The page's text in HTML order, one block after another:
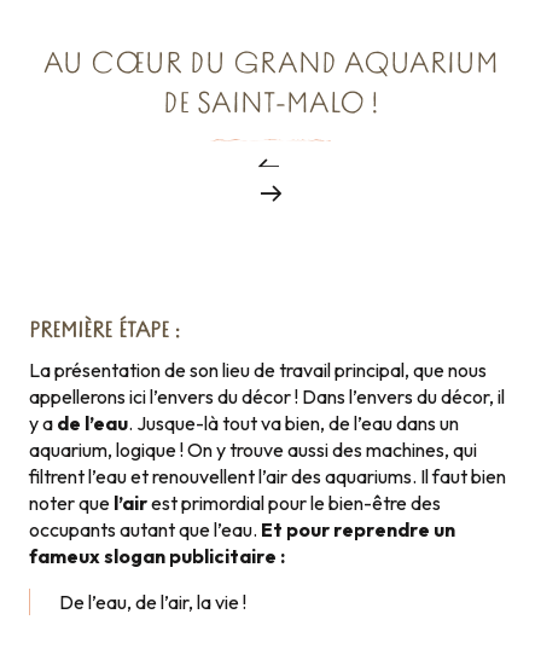
AU CŒUR DU GRAND AQUARIUM
DE SAINT-MALO !
PREMIÈRE ÉTAPE :
La présentation de son lieu de travail principal, que nous
appellerons ici l’envers du décor ! Dans l’envers du décor, il
y a de l’eau. Jusque-là tout va bien, de l’eau dans un
aquarium, logique ! On y trouve aussi des machines, qui
filtrent l’eau et renouvellent l’air des aquariums. Il faut bien
noter que l’airest primordial pour le bien-être des
occupants autant que l’eau. Et pour reprendre un
fameux slogan publicitaire :
De l’eau, de l’air, la vie !